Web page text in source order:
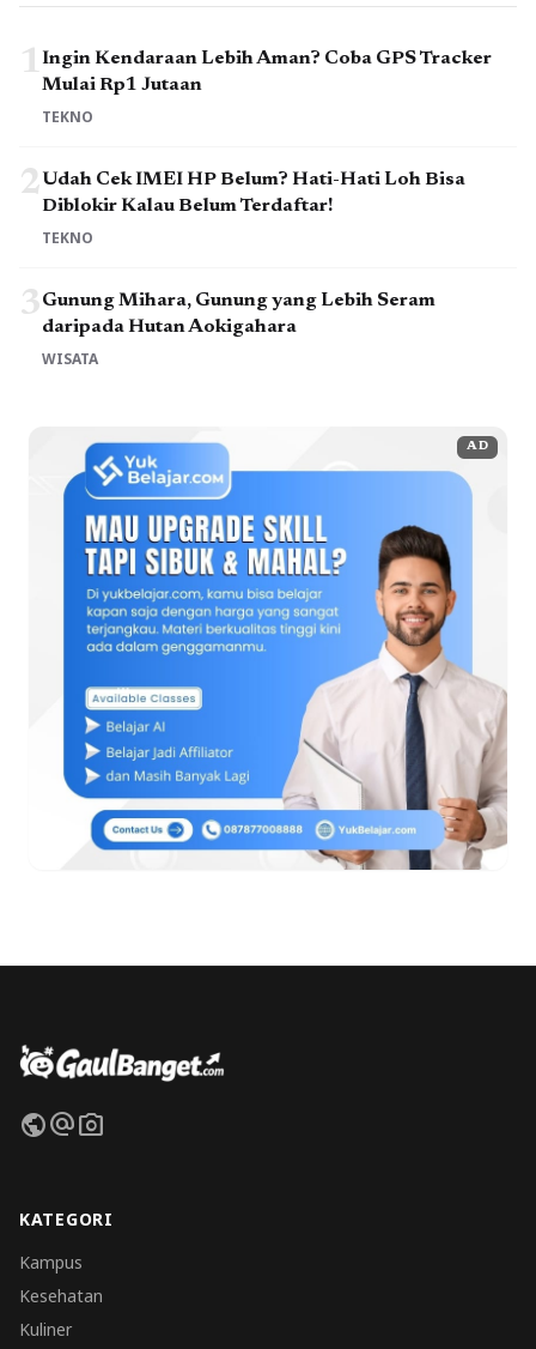
1Ingin Kendaraan Lebih Aman? Coba GPS Tracker
Mulai Rp1 Jutaan
TEKNO
2Udah Cek IMEI HP Belum? Hati-Hati Loh Bisa
Diblokir Kalau Belum Terdaftar!
TEKNO
3Gunung Mihara, Gunung yang Lebih Seram
daripada Hutan Aokigahara
WISATA
AD
publicalternate_emailphoto_camera
KATEGORI
Kampus
Kesehatan
Kuliner